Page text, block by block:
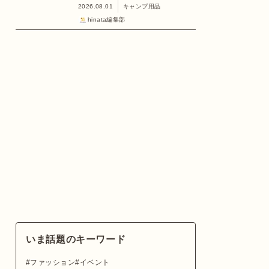
2026.08.01
キャンプ用品
hinata編集部
いま話題のキーワード
ファッション イベント